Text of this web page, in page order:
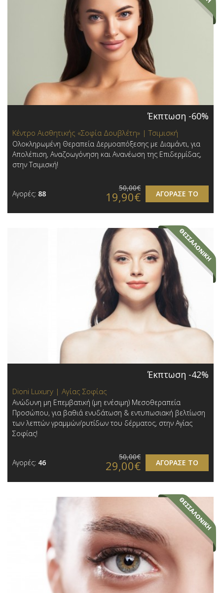
Έκπτωση -60%
Κέντρο Αισθητικής «Σοφία Δουβλέτη» | Τσιμισκή
Ολοκληρωμένη Θεραπεία Δερμοαπόξεσης με Διαμάντι, για
Απολέπιση, Αναζοωγόνηση και Ανανέωση της Επιδερμίδας,
στην Τσιμισκή!
Αγορές: 88 ΑΓΟΡΑΣΕ ΤΟ
50,00€
19,90€
Έκπτωση -42%
Dioni Luxury | Αγίας Σοφίας
Ανώδυνη μη Επεμβατική (μη ενέσιμη) Μεσοθεραπεία
Προσώπου, για βαθιά ενυδάτωση & εντυπωσιακή βελτίωση
των λεπτών γραμμών/ρυτίδων του δέρματος, στην Αγίας
Σοφίας!
Αγορές: 46 ΑΓΟΡΑΣΕ ΤΟ
50,00€
29,00€